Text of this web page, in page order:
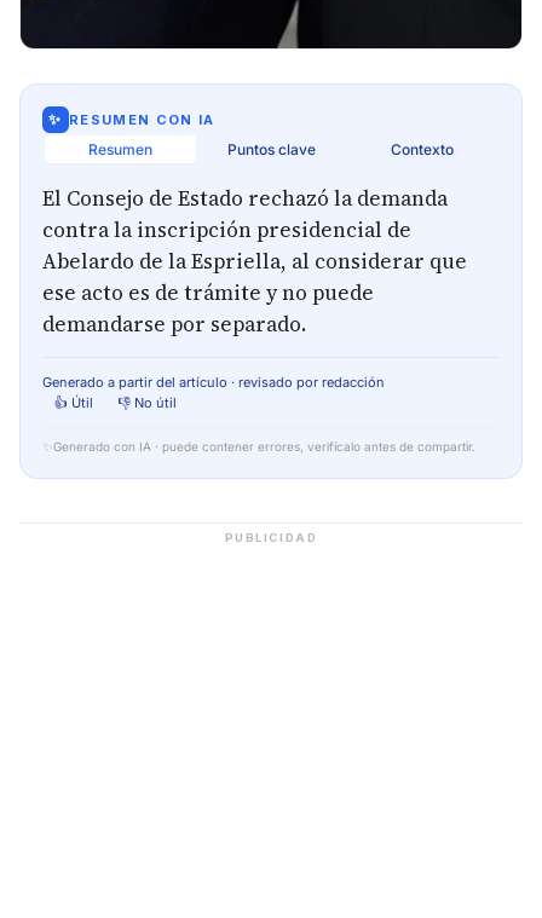
✨ RESUMEN CON IA
Resumen Puntos clave Contexto
El Consejo de Estado rechazó la demanda
contra la inscripción presidencial de
Abelardo de la Espriella, al considerar que
ese acto es de trámite y no puede
demandarse por separado.
Generado a partir del artículo · revisado por redacción
👍 Útil
👎 No útil
✨ Generado con IA · puede contener errores, verifícalo antes de compartir.
PUBLICIDAD